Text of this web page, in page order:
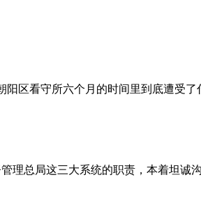
区看守所六个月的时间里到底遭受
总局这三大系统的职责，本着坦诚